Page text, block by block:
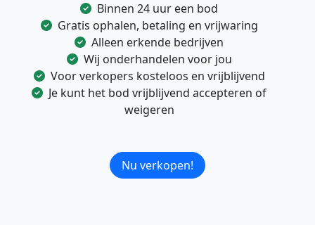
Binnen 24 uur een bod
Gratis ophalen, betaling en vrijwaring
Alleen erkende bedrijven
Wij onderhandelen voor jou
Voor verkopers kosteloos en vrijblijvend
Je kunt het bod vrijblijvend accepteren of
weigeren
Nu verkopen!